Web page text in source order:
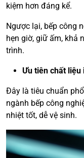
kiệm hơn đáng kể.
Ngược lại, bếp công
hẹn giờ, giữ ấm, khả
trình.
Ưu tiên chất liệu
Đây là tiêu chuẩn
ngành bếp công
nhiệt tốt, dễ vệ sinh.